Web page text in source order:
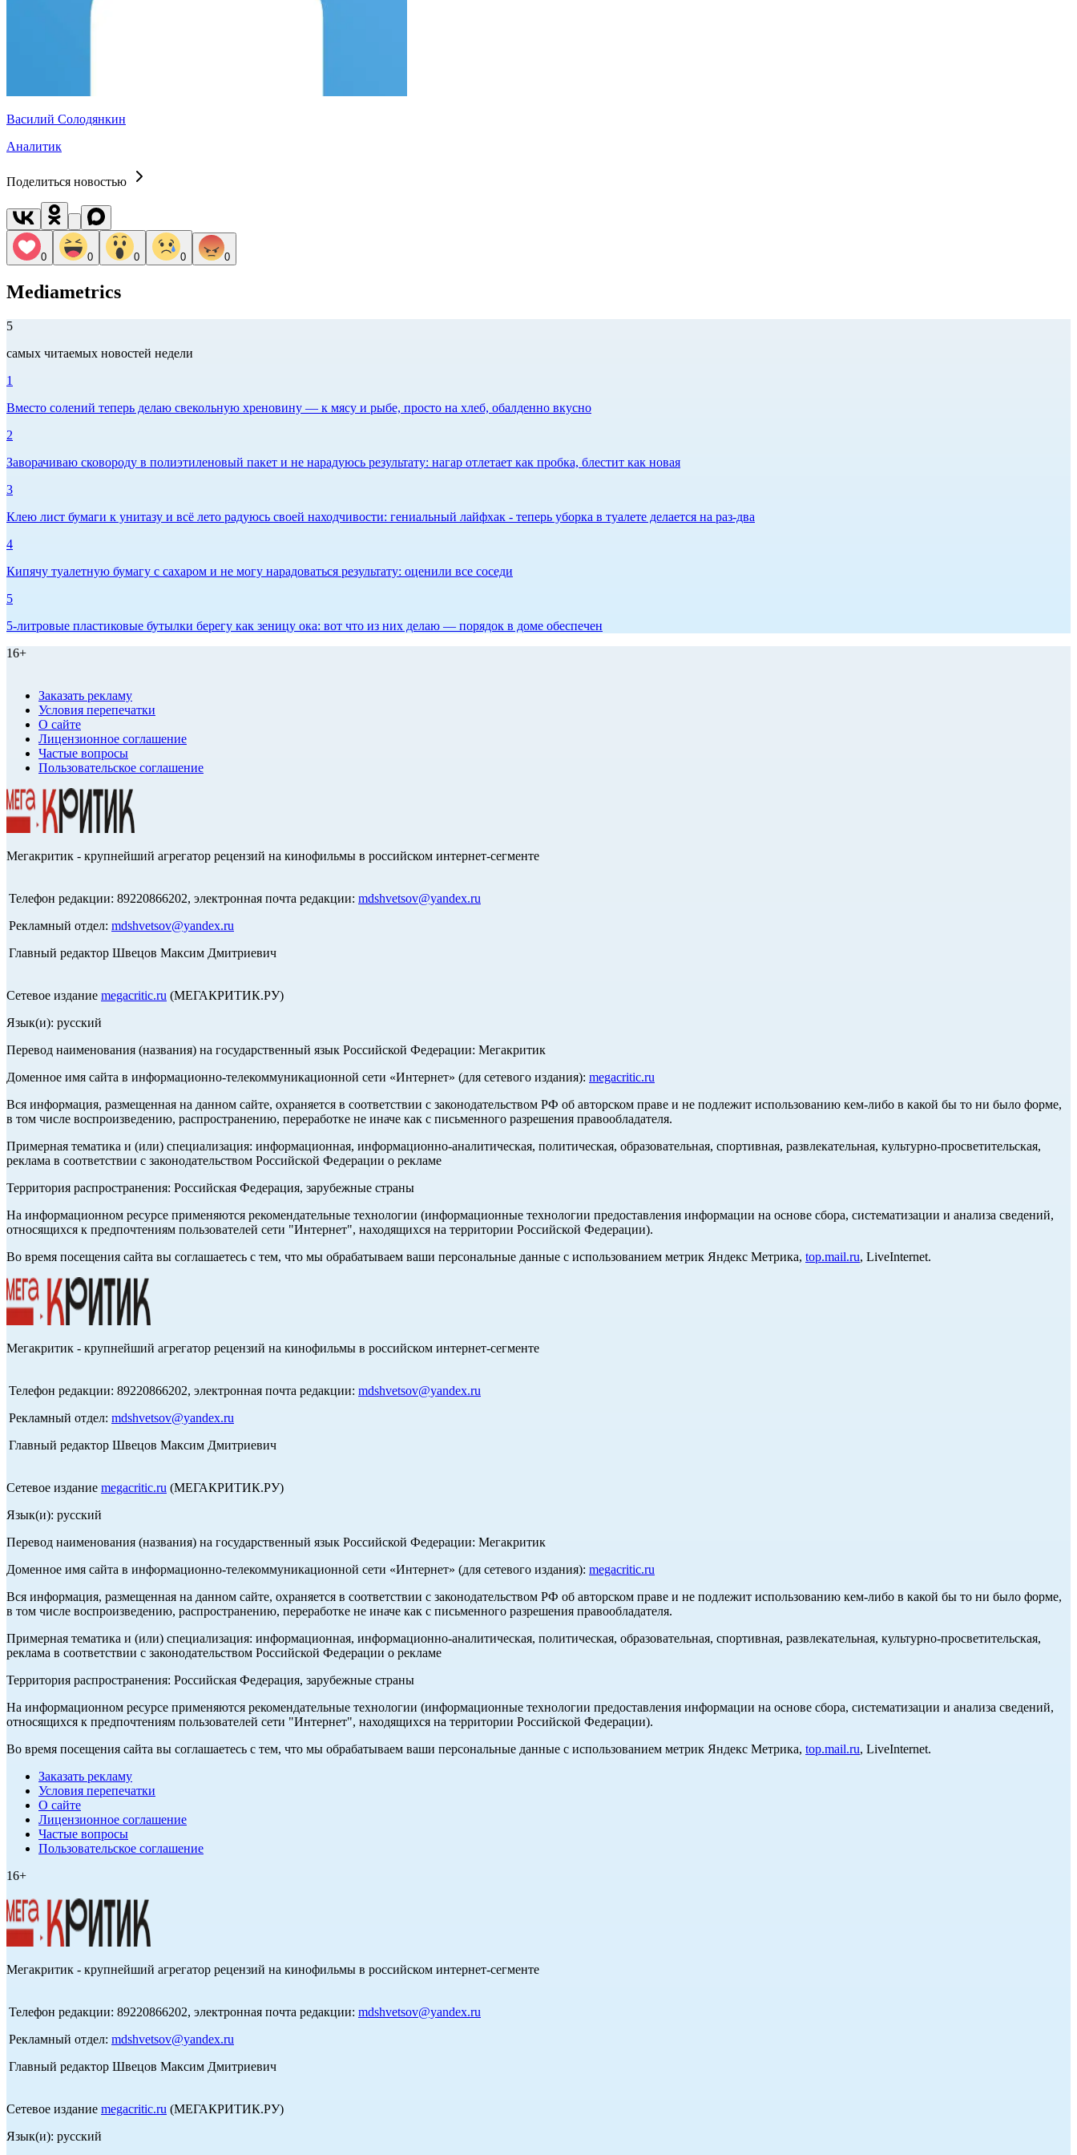
Василий Солодянкин
Аналитик
Поделиться новостью
0 0 0 0 0
Mediametrics
5
самых читаемых новостей недели
1
Вместо солений теперь делаю свекольную хреновину — к мясу и рыбе, просто на хлеб, обалденно вкусно
2
Заворачиваю сковороду в полиэтиленовый пакет и не нарадуюсь результату: нагар отлетает как пробка, блестит как новая
3
Клею лист бумаги к унитазу и всё лето радуюсь своей находчивости: гениальный лайфхак - теперь уборка в туалете делается на раз-два
4
Кипячу туалетную бумагу с сахаром и не могу нарадоваться результату: оценили все соседи
5
5-литровые пластиковые бутылки берегу как зеницу ока: вот что из них делаю — порядок в доме обеспечен
16+
Заказать рекламу
Условия перепечатки
О сайте
Лицензионное соглашение
Частые вопросы
Пользовательское соглашение
Мегакритик - крупнейший агрегатор рецензий на кинофильмы в российском интернет-сегменте
Телефон редакции: 89220866202, электронная почта редакции: mdshvetsov@yandex.ru
Рекламный отдел: mdshvetsov@yandex.ru
Главный редактор Швецов Максим Дмитриевич
Сетевое издание megacritic.ru (МЕГАКРИТИК.РУ)
Язык(и): русский
Перевод наименования (названия) на государственный язык Российской Федерации: Мегакритик
Доменное имя сайта в информационно-телекоммуникационной сети «Интернет» (для сетевого издания): megacritic.ru
Вся информация, размещенная на данном сайте, охраняется в соответствии с законодательством РФ об авторском праве и не подлежит использованию кем-либо в какой бы то ни было форме,
в том числе воспроизведению, распространению, переработке не иначе как с письменного разрешения правообладателя.
Примерная тематика и (или) специализация: информационная, информационно-аналитическая, политическая, образовательная, спортивная, развлекательная, культурно-просветительская,
реклама в соответствии с законодательством Российской Федерации о рекламе
Территория распространения: Российская Федерация, зарубежные страны
На информационном ресурсе применяются рекомендательные технологии (информационные технологии предоставления информации на основе сбора, систематизации и анализа сведений,
относящихся к предпочтениям пользователей сети "Интернет", находящихся на территории Российской Федерации).
Во время посещения сайта вы соглашаетесь с тем, что мы обрабатываем ваши персональные данные с использованием метрик Яндекс Метрика, top.mail.ru, LiveInternet.
Мегакритик - крупнейший агрегатор рецензий на кинофильмы в российском интернет-сегменте
Телефон редакции: 89220866202, электронная почта редакции: mdshvetsov@yandex.ru
Рекламный отдел: mdshvetsov@yandex.ru
Главный редактор Швецов Максим Дмитриевич
Сетевое издание megacritic.ru (МЕГАКРИТИК.РУ)
Язык(и): русский
Перевод наименования (названия) на государственный язык Российской Федерации: Мегакритик
Доменное имя сайта в информационно-телекоммуникационной сети «Интернет» (для сетевого издания): megacritic.ru
Вся информация, размещенная на данном сайте, охраняется в соответствии с законодательством РФ об авторском праве и не подлежит использованию кем-либо в какой бы то ни было форме,
в том числе воспроизведению, распространению, переработке не иначе как с письменного разрешения правообладателя.
Примерная тематика и (или) специализация: информационная, информационно-аналитическая, политическая, образовательная, спортивная, развлекательная, культурно-просветительская,
реклама в соответствии с законодательством Российской Федерации о рекламе
Территория распространения: Российская Федерация, зарубежные страны
На информационном ресурсе применяются рекомендательные технологии (информационные технологии предоставления информации на основе сбора, систематизации и анализа сведений,
относящихся к предпочтениям пользователей сети "Интернет", находящихся на территории Российской Федерации).
Во время посещения сайта вы соглашаетесь с тем, что мы обрабатываем ваши персональные данные с использованием метрик Яндекс Метрика, top.mail.ru, LiveInternet.
Заказать рекламу
Условия перепечатки
О сайте
Лицензионное соглашение
Частые вопросы
Пользовательское соглашение
16+
Мегакритик - крупнейший агрегатор рецензий на кинофильмы в российском интернет-сегменте
Телефон редакции: 89220866202, электронная почта редакции: mdshvetsov@yandex.ru
Рекламный отдел: mdshvetsov@yandex.ru
Главный редактор Швецов Максим Дмитриевич
Сетевое издание megacritic.ru (МЕГАКРИТИК.РУ)
Язык(и): русский